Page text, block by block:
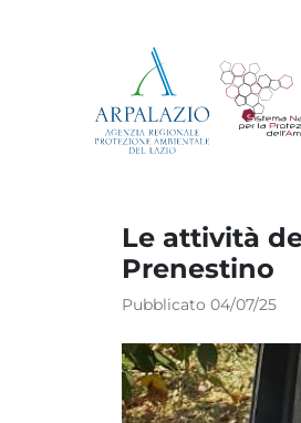
Le attività
Prenestino
Pubblicato 04/07/25